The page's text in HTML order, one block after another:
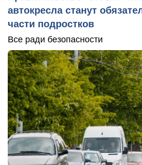
автокресла станут
части подростков
Все ради безопасности